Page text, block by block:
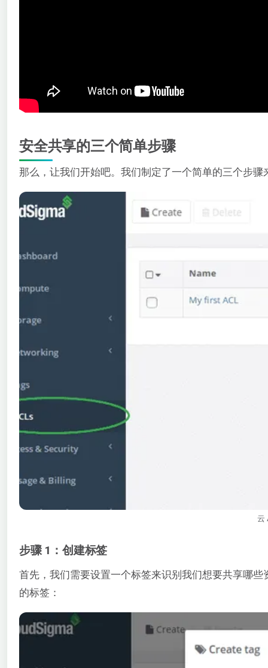
安全共享的三个简单步骤
那么，让我们开始吧。我们制定了一个简单的三个步
云
步骤 1：创建标签
首先，我们需要设置一个标签来识别我们想要共享哪些
的标签：